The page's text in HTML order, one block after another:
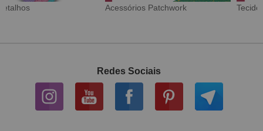
Tecido Digital Sarja Impermeável
Redes Sociais